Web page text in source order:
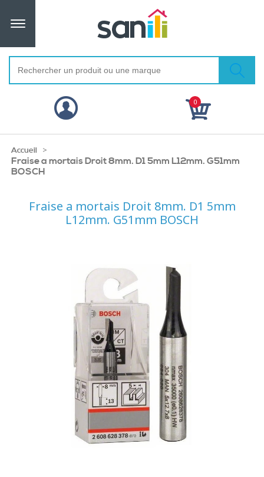
0
Accueil >
Fraise a mortais Droit 8mm. D1 5mm L12mm. G51mm
BOSCH
Fraise a mortais Droit 8mm. D1 5mm
L12mm. G51mm BOSCH